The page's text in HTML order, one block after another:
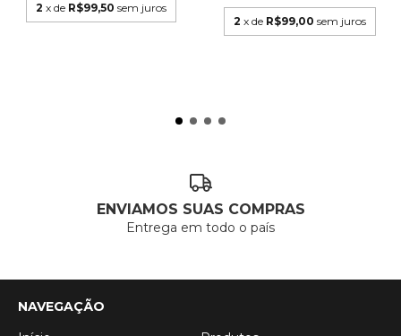
2 x de R$99,50 sem juros
2 x de R$99,00 sem juros
ENVIAMOS SUAS COMPRAS
Entrega em todo o país
NAVEGAÇÃO